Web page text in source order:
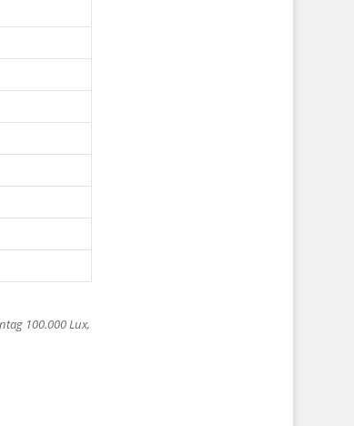
100.000 Lux,